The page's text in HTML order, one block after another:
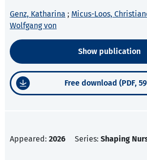
Genz, Katharina ; Micus-Loos,
Wolfgang von
Show publication
Free download (PDF,
Appeared: 2026 Series: Shaping